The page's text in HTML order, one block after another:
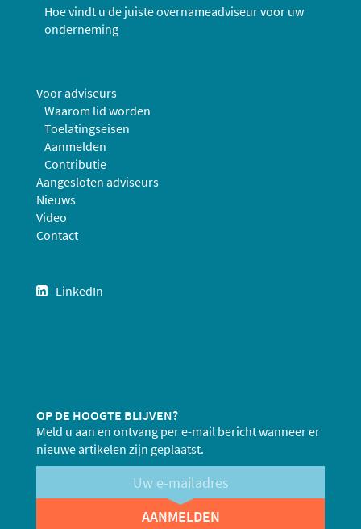
Hoe vindt u de juiste overnameadviseur voor uw
onderneming
Voor adviseurs
Waarom lid worden
Toelatingseisen
Aanmelden
Contributie
Aangesloten adviseurs
Nieuws
Video
Contact
LinkedIn
OP DE HOOGTE BLIJVEN?
Meld u aan en ontvang per e-mail bericht wanneer er
nieuwe artikelen zijn geplaatst.